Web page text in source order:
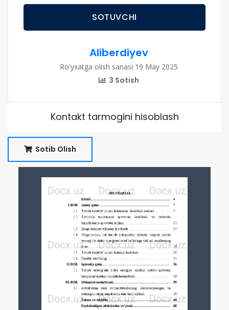
SOTUVCHI
Aliberdiyev
Ro'yxatga olish sanasi 19 May 2025
3 Sotish
Kontakt tarmogini hisoblash
Sotib Olish